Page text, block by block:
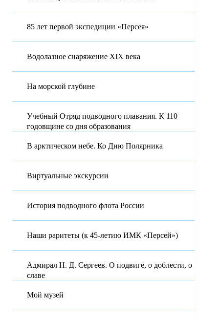
85 лет первой экспедиции «Персея»
Водолазное снаряжение XIX века
На морской глубине
Учебный Отряд подводного плавания. К 110
годовщине со дня образования
В арктическом небе. Ко Дню Полярника
Виртуальные экскурсии
История подводного флота России
Наши раритеты (к 45-летию ИМК «Персей»)
Адмирал Н. Д. Сергеев. О подвиге, о доблести, о
славе
Мой музей